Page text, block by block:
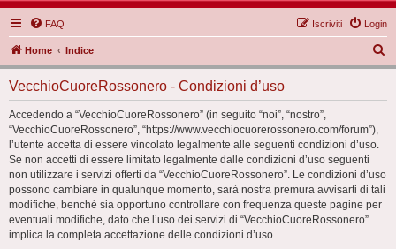
FAQ Login
Iscriviti
Home Indice
e
VecchioCuoreRossonero - Condizioni d’uso
Accedendo a “VecchioCuoreRossonero” (in seguito “noi”, “nostro”,
“VecchioCuoreRossonero”, “https://www.vecchiocuorerossonero.com/forum”),
l’utente accetta di essere vincolato legalmente alle seguenti condizioni d’uso.
Se non accetti di essere limitato legalmente dalle condizioni d’uso seguenti
non utilizzare i servizi offerti da “VecchioCuoreRossonero”. Le condizioni d’uso
possono cambiare in qualunque momento, sarà nostra premura avvisarti di tali
modifiche, benché sia opportuno controllare con frequenza queste pagine per
eventuali modifiche, dato che l’uso dei servizi di “VecchioCuoreRossonero”
implica la completa accettazione delle condizioni d’uso.